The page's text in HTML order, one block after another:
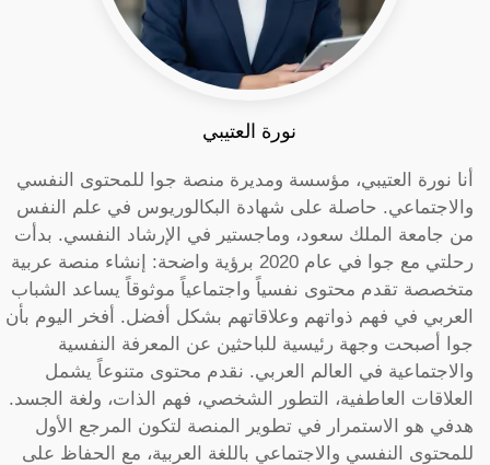
نورة العتيبي
أنا نورة العتيبي، مؤسسة ومديرة منصة جوا للمحتوى النفسي
والاجتماعي. حاصلة على شهادة البكالوريوس في علم النفس
من جامعة الملك سعود، وماجستير في الإرشاد النفسي. بدأت
رحلتي مع جوا في عام 2020 برؤية واضحة: إنشاء منصة عربية
متخصصة تقدم محتوى نفسياً واجتماعياً موثوقاً يساعد الشباب
العربي في فهم ذواتهم وعلاقاتهم بشكل أفضل. أفخر اليوم بأن
جوا أصبحت وجهة رئيسية للباحثين عن المعرفة النفسية
والاجتماعية في العالم العربي. نقدم محتوى متنوعاً يشمل
العلاقات العاطفية، التطور الشخصي، فهم الذات، ولغة الجسد.
هدفي هو الاستمرار في تطوير المنصة لتكون المرجع الأول
للمحتوى النفسي والاجتماعي باللغة العربية، مع الحفاظ على